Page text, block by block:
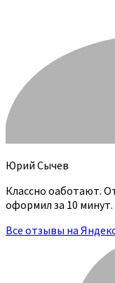
Юрий Сычев
Классно оаботают.
оформил за 10 минут.
Все отзывы на